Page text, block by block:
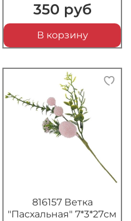
350 руб
В корзину
816157 Ветка
"Пасхальная" 7*3*27см